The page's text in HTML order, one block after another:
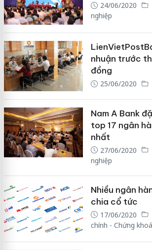
24/06/2020
nghiệp
nhuận trước
đồng
25/06/2020
Nam A Bank
top 17 ngân
nhất
27/06/2020
nghiệp
Nhiều ngân
chia cổ tức
17/06/2020
chính - Chứng